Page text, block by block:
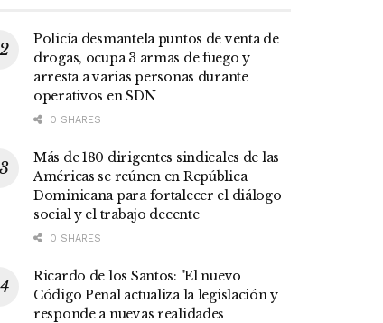
Policía desmantela puntos de venta de
drogas, ocupa 3 armas de fuego y
arresta a varias personas durante
operativos en SDN
0 SHARES
Más de 180 dirigentes sindicales de las
Américas se reúnen en República
Dominicana para fortalecer el diálogo
social y el trabajo decente
0 SHARES
Ricardo de los Santos: "El nuevo
Código Penal actualiza la legislación y
responde a nuevas realidades